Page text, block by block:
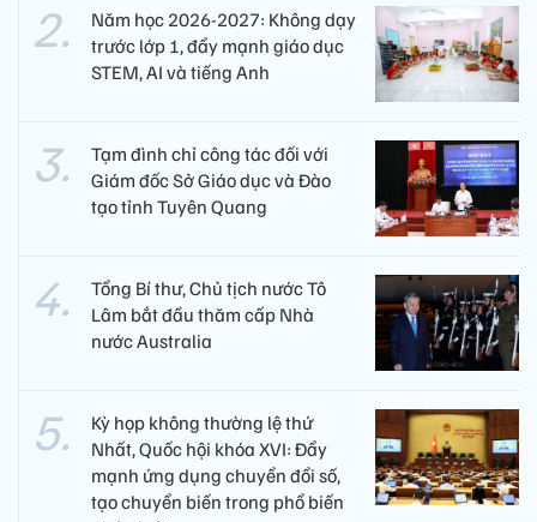
Năm học 2026-2027: Không dạy
trước lớp 1, đẩy mạnh giáo dục
STEM, AI và tiếng Anh
Tạm đình chỉ công tác đối với
Giám đốc Sở Giáo dục và Đào
tạo tỉnh Tuyên Quang
Tổng Bí thư, Chủ tịch nước Tô
Lâm bắt đầu thăm cấp Nhà
nước Australia
Kỳ họp không thường lệ thứ
Nhất, Quốc hội khóa XVI: Đẩy
mạnh ứng dụng chuyển đổi số,
tạo chuyển biến trong phổ biến